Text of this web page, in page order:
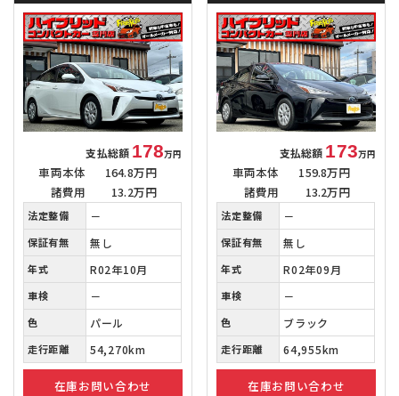
支払総額 178万円
車両本体
164.8万円
諸費用
13.2万円
法定整備 －
保証有無 無し
年式 R02年10月
車検 －
色 パール
走行距離 54,270km
在庫お問い合わせ
支払総額 173万円
車両本体
159.8万円
諸費用
13.2万円
法定整備 －
保証有無 無し
年式 R02年09月
車検 －
色 ブラック
走行距離 64,955km
在庫お問い合わせ